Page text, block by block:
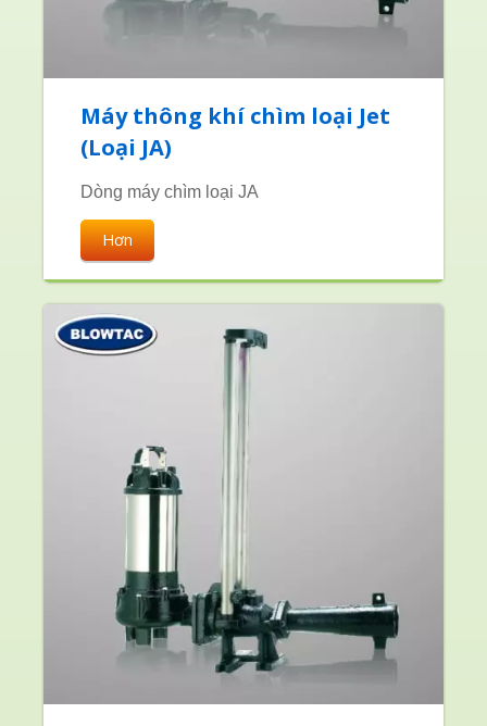
Máy thông khí chìm loại Jet
(Loại JA)
Dòng máy chìm loại JA
Hơn